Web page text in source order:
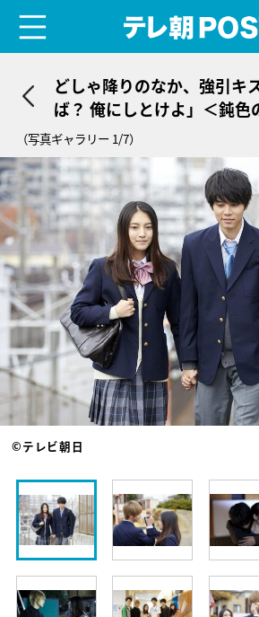
どしゃ降りのなか、強引キ
ば？ 俺にしとけよ」＜鈍色
（写真ギャラリー 1/7）
©テレビ朝日